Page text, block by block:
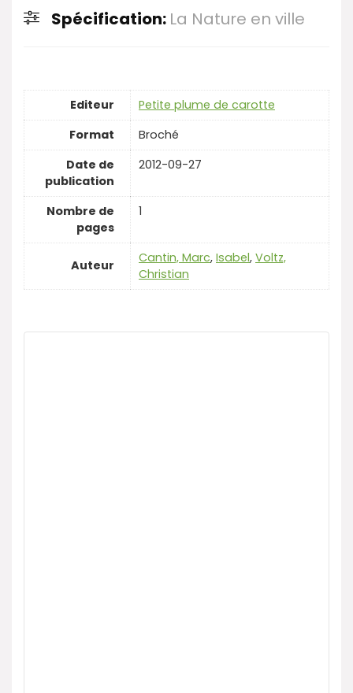
Spécification: La Nature en ville
Editeur
Petite plume de carotte
Format
Broché
Date de
publication
2012-09-27
Nombre de
pages
1
Auteur Cantin, Marc, Isabel, Voltz,
Christian